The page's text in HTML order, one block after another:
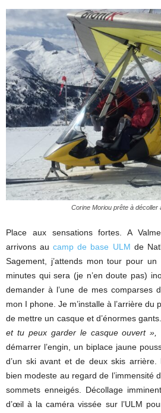
Corine Moriou prête à décoller
Place aux sensations fortes. A
arrivons aucamp de base ULM de
Sagement, j’attends mon tour pour
minutes qui sera (je n’en doute pas)
demander à l’une de mes comparses
mon I phone. Je m’installe à l’arrière
de mettre un casque et d’énormes gants.
et tu peux garder le casque ouvert »,
démarrer l’engin, un biplace jaune
d’un ski avant et de deux skis arrière.
bien modeste au regard de l’immensité
sommets enneigés. Décollage
d’œil à la caméra vissée sur l’ULM